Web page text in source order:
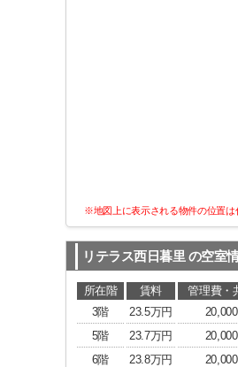
※地図上に表示される物件の位置は
リテラス西日暮里 の空室
所在階 賃料 管理費・
3階
23.5万円
5階
23.7万円
6階
23.8万円